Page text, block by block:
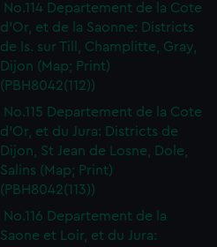
No.114 Departement de la Cote
d'Or, et de la Saonne: Districts
de Is. sur Till, Champlitte, Gray,
Dijon (Map; Print)
(PBH8042(112))
No.115 Departement de la Cote
d'Or, et du Jura: Districts de
Dijon, St Jean de Losne, Dole,
Salins (Map; Print)
(PBH8042(113))
No.116 Departement de la
Saone et Loir, et du Jura: